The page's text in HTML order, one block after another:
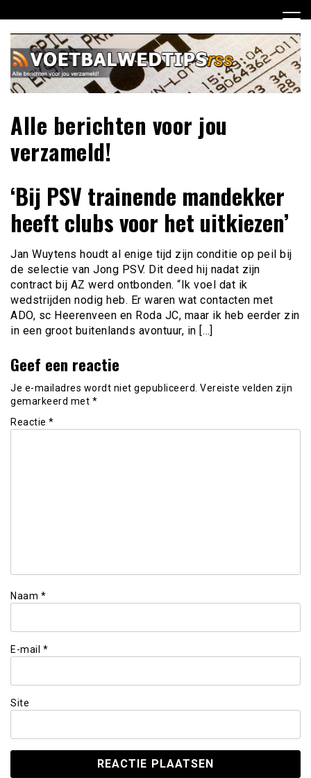
naar
inhoud
Alle berichten voor jou
verzameld!
‘Bij PSV trainende mandekker
heeft clubs voor het uitkiezen’
Jan Wuytens houdt al enige tijd zijn conditie op peil bij
de selectie van Jong PSV. Dit deed hij nadat zijn
contract bij AZ werd ontbonden. “Ik voel dat ik
wedstrijden nodig heb. Er waren wat contacten met
ADO, sc Heerenveen en Roda JC, maar ik heb eerder zin
in een groot buitenlands avontuur, in […]
Geef een reactie
Je e-mailadres wordt niet gepubliceerd. Vereiste velden zijn
gemarkeerd met *
Reactie *
Naam *
E-mail *
Site